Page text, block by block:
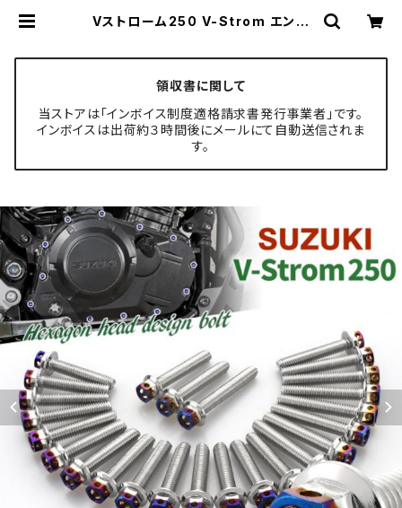
Vストローム250 V-Strom エンジ
ルバー×焼きチタンカラー TB9034
| TECH-MASTER ボルト専門店
領収書に関して
当ストアは「インボイス制度適格請求書発行事業者」です。
インボイスは出荷約３時間後にメールにて自動送信されま
す。